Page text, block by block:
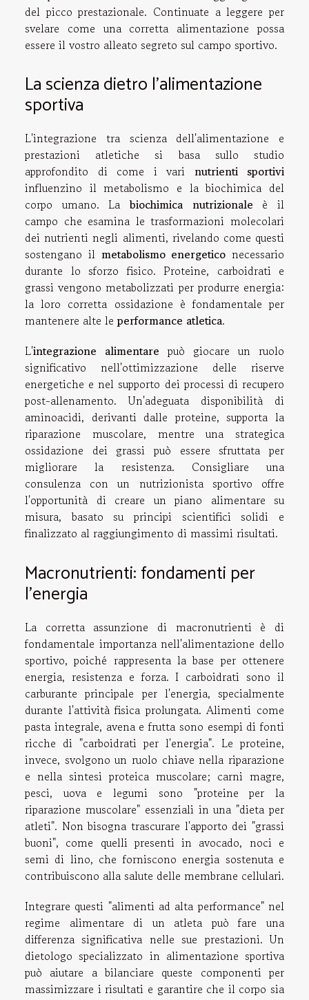
del picco prestazionale. Continuate a leggere per
svelare come una corretta alimentazione possa
essere il vostro alleato segreto sul campo sportivo.
La scienza dietro l'alimentazione
sportiva
L'integrazione tra scienza dell'alimentazione e
prestazioni atletiche si basa sullo studio
approfondito di come i vari nutrienti sportivi
influenzino il metabolismo e la biochimica del
corpo umano. La biochimica nutrizionale è il
campo che esamina le trasformazioni molecolari
dei nutrienti negli alimenti, rivelando come questi
sostengano il metabolismo energetico necessario
durante lo sforzo fisico. Proteine, carboidrati e
grassi vengono metabolizzati per produrre energia:
la loro corretta ossidazione è fondamentale per
mantenere alte le performance atletica.
L'integrazione alimentare può giocare un ruolo
significativo nell'ottimizzazione delle riserve
energetiche e nel supporto dei processi di recupero
post-allenamento. Un'adeguata disponibilità di
aminoacidi, derivanti dalle proteine, supporta la
riparazione muscolare, mentre una strategica
ossidazione dei grassi può essere sfruttata per
migliorare la resistenza. Consigliare una
consulenza con un nutrizionista sportivo offre
l'opportunità di creare un piano alimentare su
misura, basato su principi scientifici solidi e
finalizzato al raggiungimento di massimi risultati.
Macronutrienti: fondamenti per
l'energia
La corretta assunzione di macronutrienti è di
fondamentale importanza nell'alimentazione dello
sportivo, poiché rappresenta la base per ottenere
energia, resistenza e forza. I carboidrati sono il
carburante principale per l'energia, specialmente
durante l'attività fisica prolungata. Alimenti come
pasta integrale, avena e frutta sono esempi di fonti
ricche di "carboidrati per l'energia". Le proteine,
invece, svolgono un ruolo chiave nella riparazione
e nella sintesi proteica muscolare; carni magre,
pesci, uova e legumi sono "proteine per la
riparazione muscolare" essenziali in una "dieta per
atleti". Non bisogna trascurare l'apporto dei "grassi
buoni", come quelli presenti in avocado, noci e
semi di lino, che forniscono energia sostenuta e
contribuiscono alla salute delle membrane cellulari.
Integrare questi "alimenti ad alta performance" nel
regime alimentare di un atleta può fare una
differenza significativa nelle sue prestazioni. Un
dietologo specializzato in alimentazione sportiva
può aiutare a bilanciare queste componenti per
massimizzare i risultati e garantire che il corpo sia